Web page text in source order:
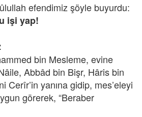
efendimiz şöyle buyurdu:
işi yap!
bin Mesleme, evine
Abbâd bin Bişr, Hâris bin
Cerîr’in yanına gidip, mes’eleyi
görerek, “Beraber